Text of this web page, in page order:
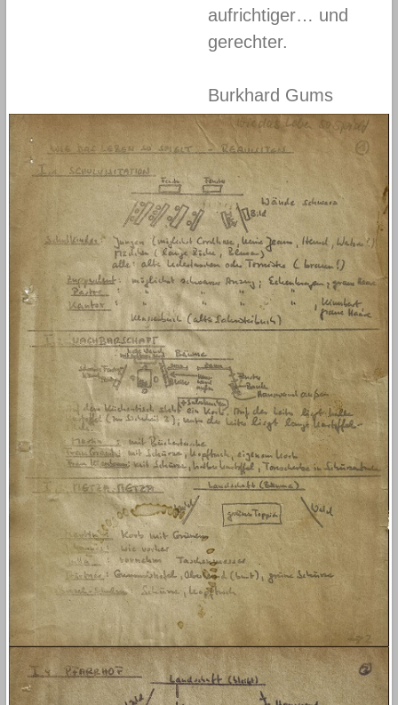
aufrichtiger… und
gerechter.
Burkhard Gums